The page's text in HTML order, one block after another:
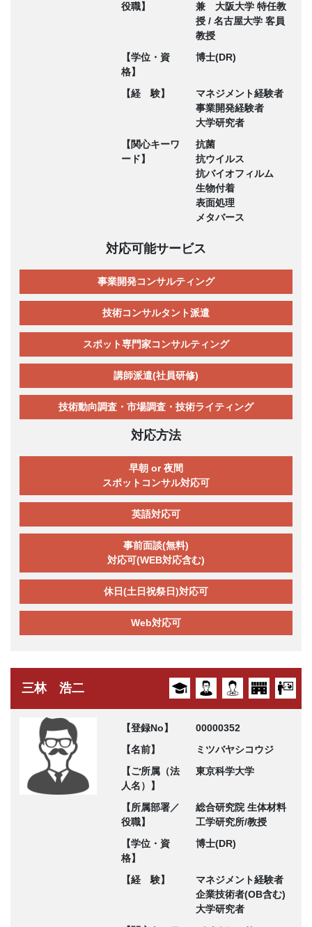
役職】
兼 大阪大学 特任教
授 / 名古屋大学 客員
教授
【学位・資
格】
博士(DR)
【経 験】
マネジメント経験者
事業開発経験者
大学研究者
【関心キーワ
ード】
抗菌
抗ウイルス
抗バイオフィルム
生物付着
表面処理
メタバース
対応可能サービス
事業開発コンサルティング
技術コンサルタント派遣
スポット専門家コンサルティング
講師派遣(社員研修)
技術動向調査・市場調査・技術ライティング
対応方法
早朝 or 夜間
スポットコンサル対応可
英語対応可
事前面談(無料)
対応可(WEB対応含む)
休日(土日祝祭日)対応可
Web対応可
三林 浩二
【登録No】
00000352
【名前】
ミツバヤシコウジ
【ご所属（法
人名）】
東京科学大学
【所属部署／
役職】
総合研究院 生体材料
工学研究所/教授
【学位・資
格】
博士(DR)
【経 験】
マネジメント経験者
企業技術者(OB含む)
大学研究者